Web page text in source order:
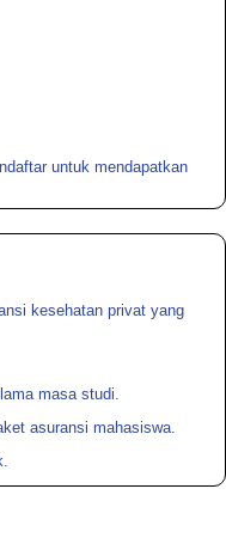
untuk mendapatkan
kesehatan privat yang
masa studi.
asuransi mahasiswa.